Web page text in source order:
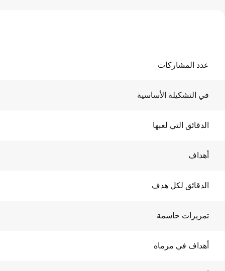
عدد المشاركات
في التشكيلة الأساسية
الدقائق التي لعبها
أهداف
الدقائق لكل هدف
تمريرات حاسمة
أهداف في مرماه